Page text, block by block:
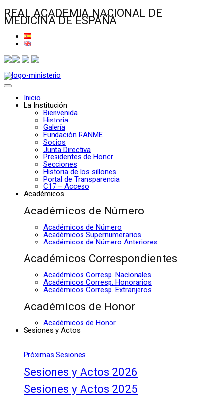
REAL ACADEMIA NACIONAL DE
MEDICINA DE ESPAÑA
Inicio
La Institución
Bienvenida
Historia
Galería
Fundación RANME
Socios
Junta Directiva
Presidentes de Honor
Secciones
Historia de los sillones
Portal de Transparencia
C17 – Acceso
Académicos
Académicos de Número
Académicos de Número
Académicos Supernumerarios
Académicos de Número Anteriores
Académicos Correspondientes
Académicos Corresp. Nacionales
Académicos Corresp. Honorarios
Académicos Corresp. Extranjeros
Académicos de Honor
Académicos de Honor
Sesiones y Actos
Próximas Sesiones
Sesiones y Actos 2026
Sesiones y Actos 2025